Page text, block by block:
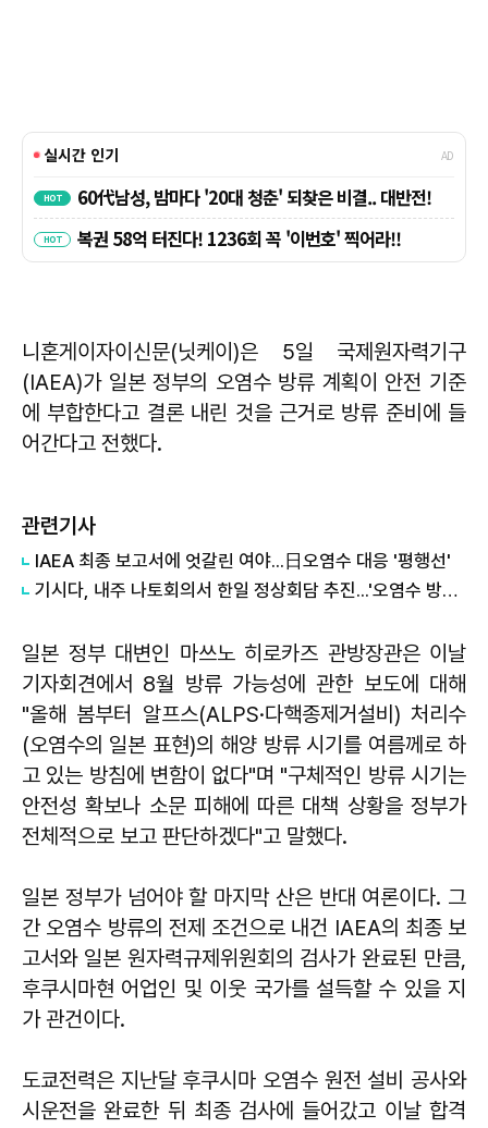
니혼게이자이신문(닛케이)은 5일 국제원자력기구
(IAEA)가 일본 정부의 오염수 방류 계획이 안전 기준
에 부합한다고 결론 내린 것을 근거로 방류 준비에 들
어간다고 전했다.
관련기사
IAEA 최종 보고서에 엇갈린 여야...日오염수 대응 '평행선'
기시다, 내주 나토회의서 한일 정상회담 추진...'오염수 방류 직접 설명'
일본 정부 대변인 마쓰노 히로카즈 관방장관은 이날
기자회견에서 8월 방류 가능성에 관한 보도에 대해
"올해 봄부터 알프스(ALPS·다핵종제거설비) 처리수
(오염수의 일본 표현)의 해양 방류 시기를 여름께로 하
고 있는 방침에 변함이 없다"며 "구체적인 방류 시기는
안전성 확보나 소문 피해에 따른 대책 상황을 정부가
전체적으로 보고 판단하겠다"고 말했다.
일본 정부가 넘어야 할 마지막 산은 반대 여론이다. 그
간 오염수 방류의 전제 조건으로 내건 IAEA의 최종 보
고서와 일본 원자력규제위원회의 검사가 완료된 만큼,
후쿠시마현 어업인 및 이웃 국가를 설득할 수 있을 지
가 관건이다.
도쿄전력은 지난달 후쿠시마 오염수 원전 설비 공사와
시운전을 완료한 뒤 최종 검사에 들어갔고 이날 합격